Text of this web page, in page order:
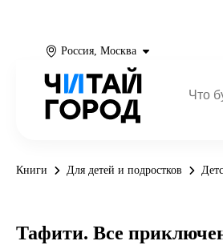
Россия, Москва
Книги Для детей и подростков
Тафити. Все